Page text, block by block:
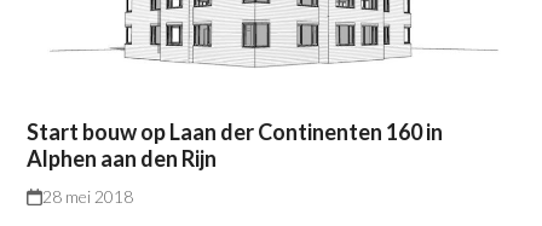
Start bouw op Laan der Continenten 160 in
Alphen aan den Rijn
28 mei 2018